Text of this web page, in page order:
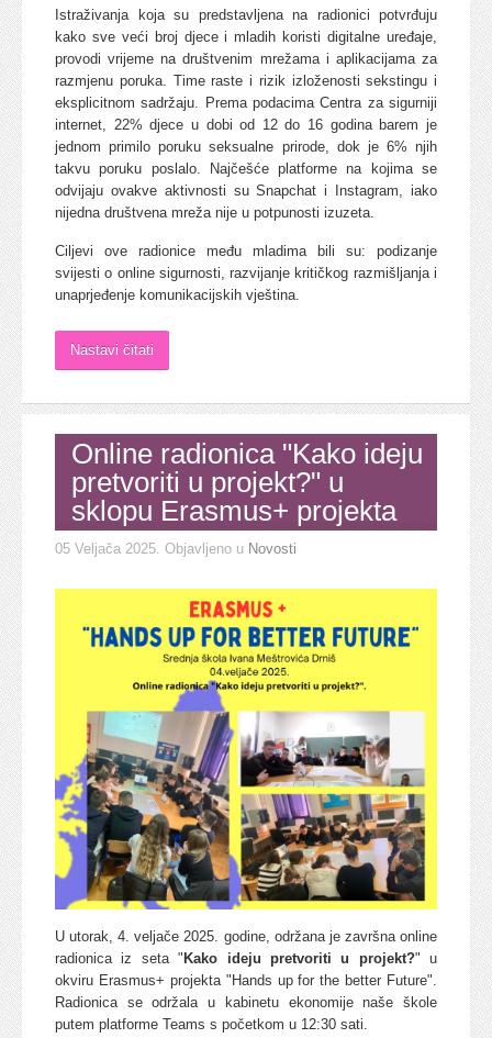
Istraživanja koja su predstavljena na radionici potvrđuju
kako sve veći broj djece i mladih koristi digitalne uređaje,
provodi vrijeme na društvenim mrežama i aplikacijama za
razmjenu poruka. Time raste i rizik izloženosti sekstingu i
eksplicitnom sadržaju. Prema podacima Centra za sigurniji
internet, 22% djece u dobi od 12 do 16 godina barem je
jednom primilo poruku seksualne prirode, dok je 6% njih
takvu poruku poslalo. Najčešće platforme na kojima se
odvijaju ovakve aktivnosti su Snapchat i Instagram, iako
nijedna društvena mreža nije u potpunosti izuzeta.
Ciljevi ove radionice među mladima bili su: podizanje
svijesti o online sigurnosti, razvijanje kritičkog razmišljanja i
unaprjeđenje komunikacijskih vještina.
Nastavi čitati
Online radionica "Kako ideju
pretvoriti u projekt?" u
sklopu Erasmus+ projekta
05 Veljača 2025. Objavljeno u Novosti
U utorak, 4. veljače 2025. godine, održana je završna online
radionica iz seta "Kako ideju pretvoriti u projekt?" u
okviru Erasmus+ projekta "Hands up for the better Future".
Radionica se održala u kabinetu ekonomije naše škole
putem platforme Teams s početkom u 12:30 sati.